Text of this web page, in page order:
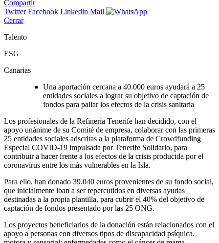
Compartir
Twitter Facebook Linkedin Mail
Cerrar
Talento
ESG
Canarias
Una aportación cercana a 40.000 euros ayudará a 25
entidades sociales a lograr su objetivo de captación de
fondos para paliar los efectos de la crisis sanitaria
Los profesionales de la Refinería Tenerife han decidido, con el
apoyo unánime de su Comité de empresa, colaborar con las primeras
25 entidades sociales adscritas a la plataforma de Crowdfunding
Especial COVID-19 impulsada por Tenerife Solidario, para
contribuir a hacer frente a los efectos de la crisis producida por el
coronavirus entre los más vulnerables en la Isla.
Para ello, han donado 39.040 euros provenientes de su fondo social,
que inicialmente iban a ser repercutidos en diversas ayudas
destinadas a la propia plantilla, para cubrir el 40% del objetivo de
captación de fondos presentado por las 25 ONG.
Los proyectos beneficiarios de la donación están relacionados con el
apoyo a personas con diversos tipos de discapacidad psíquica,